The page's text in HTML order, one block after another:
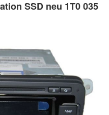
SSD neu 1T0 035